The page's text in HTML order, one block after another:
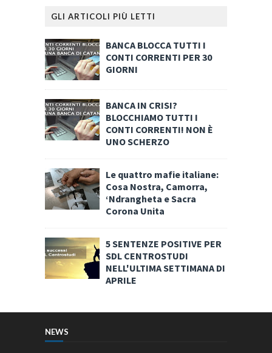
GLI ARTICOLI PIÙ LETTI
BANCA BLOCCA TUTTI I
CONTI CORRENTI PER 30
GIORNI
BANCA IN CRISI?
BLOCCHIAMO TUTTI I
CONTI CORRENTI! NON È
UNO SCHERZO
Le quattro mafie italiane:
Cosa Nostra, Camorra,
‘Ndrangheta e Sacra
Corona Unita
5 SENTENZE POSITIVE PER
SDL CENTROSTUDI
NELL'ULTIMA SETTIMANA DI
APRILE
NEWS